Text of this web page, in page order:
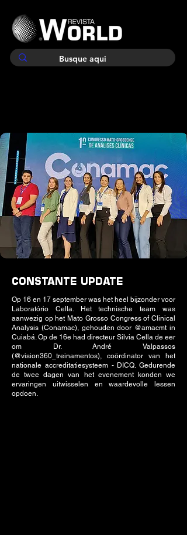
CONSTANTE UPDATE
Op 16 en 17 september was het heel bijzonder voor
Laboratório Cella. Het technische team was
aanwezig op het Mato Grosso Congress of Clinical
Analysis (Conamac), gehouden door @amacmt in
Cuiabá. Op de 16e had directeur Silvia Cella de eer
om Dr. André Valpassos
(@vision360_treinamentos), coördinator van het
nationale accreditatiesysteem - DICQ. Gedurende
de twee dagen van het evenement konden we
ervaringen uitwisselen en waardevolle lessen
opdoen.